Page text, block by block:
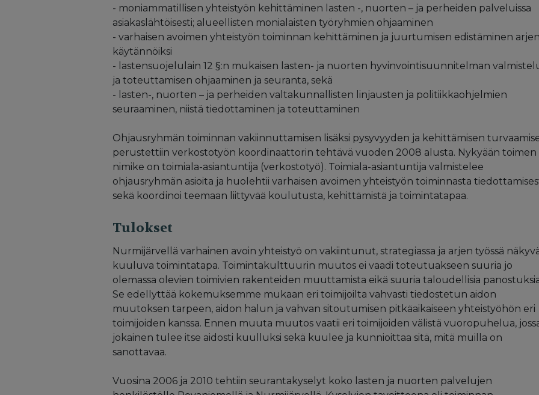
- moniammatillisen yhteistyön kehittäminen lasten -, nuorten – ja perheiden palveluissa
asiakaslähtöisesti; alueellisten monialaisten työryhmien ohjaaminen
- varhaisen avoimen yhteistyön toiminnan kehittäminen ja juurtumisen edistäminen
käytännöiksi
- lastensuojelulain 12 §:n mukaisen lasten- ja nuorten hyvinvointisuunnitelman
ja toteuttamisen ohjaaminen ja seuranta, sekä
- lasten-, nuorten – ja perheiden valtakunnallisten linjausten ja politiikkaohjelmien
seuraaminen, niistä tiedottaminen ja toteuttaminen
Ohjausryhmän toiminnan vakiinnuttamisen lisäksi pysyvyyden ja kehittämisen
perustettiin verkostotyön koordinaattorin tehtävä vuoden 2008 alusta. Nykyään toimen
nimike on toimiala-asiantuntija (verkostotyö). Toimiala-asiantuntija valmistelee
ohjausryhmän asioita ja huolehtii varhaisen avoimen yhteistyön toiminnasta
sekä koordinoi teemaan liittyvää koulutusta, kehittämistä ja toimintatapaa.
Tulokset
Nurmijärvellä varhainen avoin yhteistyö on vakiintunut, strategiassa ja arjen työssä
kuuluva toimintatapa. Toimintakulttuurin muutos ei vaadi toteutuakseen suuria jo
olemassa olevien toimivien rakenteiden muuttamista eikä suuria taloudellisia
Se edellyttää kokemuksemme mukaan eri toimijoilta vahvasti tiedostetun aidon
muutoksen tarpeen, aidon halun ja vahvan sitoutumisen pitkäaikaiseen yhteistyöhön eri
toimijoiden kanssa. Ennen muuta muutos vaatii eri toimijoiden välistä vuoropuhelua,
jokainen tulee itse aidosti kuulluksi sekä kuulee ja kunnioittaa sitä, mitä muilla on
sanottavaa.
Vuosina 2006 ja 2010 tehtiin seurantakyselyt koko lasten ja nuorten palvelujen